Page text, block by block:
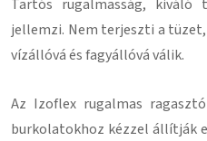
Tartós rugalmasság, kiváló
jellemzi. Nem terjeszti a
vízállóvá és fagyállóvá válik.
Az Izoflex rugalmas
burkolatokhoz kézzel állítják